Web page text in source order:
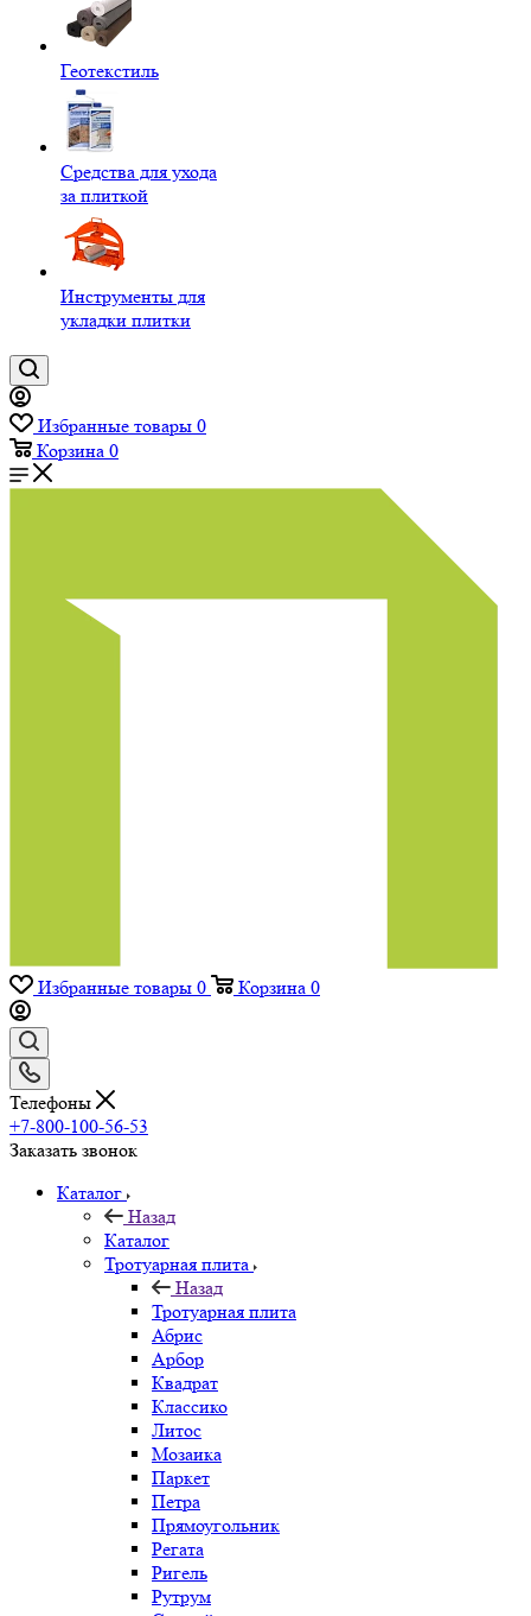
Геотекстиль
Средства для ухода
за плиткой
Инструменты для
укладки плитки
Избранные товары 0
Корзина 0
Избранные товары 0 Корзина 0
Телефоны
+7-800-100-56-53
Заказать звонок
Каталог
Назад
Каталог
Тротуарная плита
Назад
Тротуарная плита
Абрис
Арбор
Квадрат
Классико
Литос
Мозаика
Паркет
Петра
Прямоугольник
Регата
Ригель
Рутрум